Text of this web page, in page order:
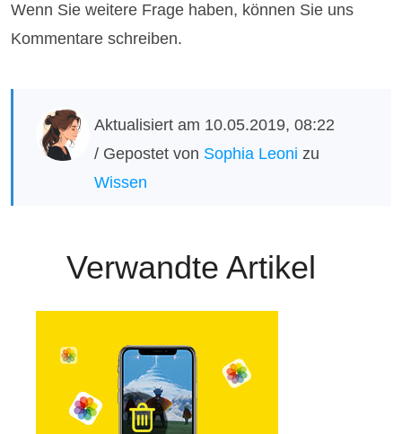
Wenn Sie weitere Frage haben, können Sie uns
Kommentare schreiben.
Aktualisiert am 10.05.2019, 08:22
/ Gepostet von Sophia Leoni zu
Wissen
Verwandte Artikel